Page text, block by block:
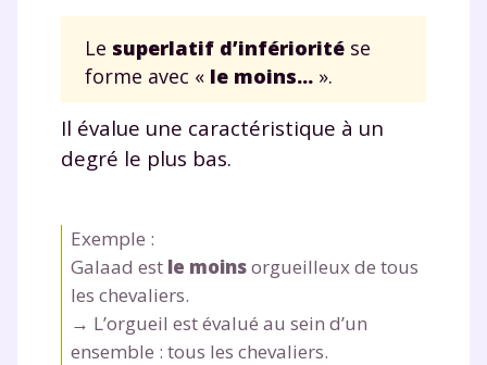
Le superlatif d’infériorité se
forme avec « le moins... ».
Il évalue une caractéristique à un
degré le plus bas.
Exemple :
Galaad est le moinsorgueilleux de tous
les chevaliers.
→ L’orgueil est évalué au sein d’un
ensemble : tous les chevaliers.